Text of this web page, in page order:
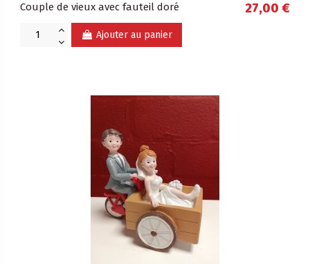
Couple de vieux avec fauteil doré 27,00 €
Ajouter au panier